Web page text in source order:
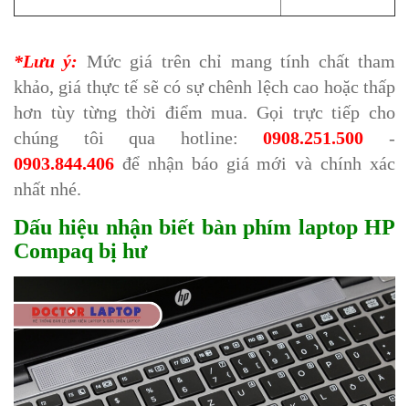
*Lưu ý: Mức giá trên chỉ mang tính chất tham
khảo, giá thực tế sẽ có sự chênh lệch cao hoặc thấp
hơn tùy từng thời điểm mua. Gọi trực tiếp cho
chúng tôi qua hotline:0908.251.500 -
0903.844.406 để nhận báo giá mới và chính xác
nhất nhé.
Dấu hiệu nhận biết bàn phím laptop HP
Compaq bị hư